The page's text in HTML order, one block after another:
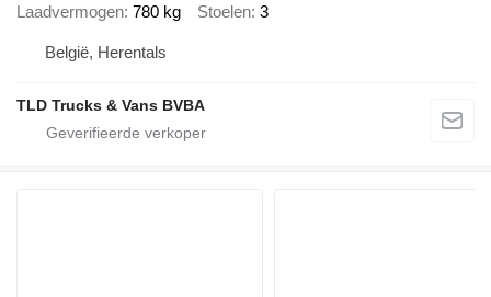
Laadvermogen 780 kg Stoelen 3
België, Herentals
TLD Trucks & Vans BVBA